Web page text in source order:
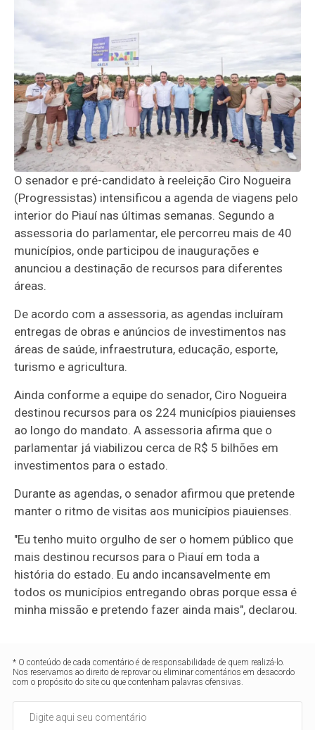
O senador e pré-candidato à reeleição Ciro Nogueira
(Progressistas) intensificou a agenda de viagens pelo
interior do Piauí nas últimas semanas. Segundo a
assessoria do parlamentar, ele percorreu mais de 40
municípios, onde participou de inaugurações e
anunciou a destinação de recursos para diferentes
áreas.
De acordo com a assessoria, as agendas incluíram
entregas de obras e anúncios de investimentos nas
áreas de saúde, infraestrutura, educação, esporte,
turismo e agricultura.
Ainda conforme a equipe do senador, Ciro Nogueira
destinou recursos para os 224 municípios piauienses
ao longo do mandato. A assessoria afirma que o
parlamentar já viabilizou cerca de R$ 5 bilhões em
investimentos para o estado.
Durante as agendas, o senador afirmou que pretende
manter o ritmo de visitas aos municípios piauienses.
"Eu tenho muito orgulho de ser o homem público que
mais destinou recursos para o Piauí em toda a
história do estado. Eu ando incansavelmente em
todos os municípios entregando obras porque essa é
minha missão e pretendo fazer ainda mais", declarou.
* O conteúdo de cada comentário é de responsabilidade de quem realizá-lo.
Nos reservamos ao direito de reprovar ou eliminar comentários em desacordo
com o propósito do site ou que contenham palavras ofensivas.